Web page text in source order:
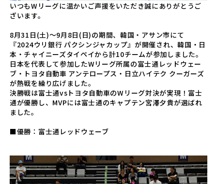
いつもWリーグに温かいご声援をいただき誠にありがとうご
ざいます。
8⽉31⽇(⼟)〜9⽉8⽇(⽇)の期間、韓国・アサン市にて
『2024ウリ銀行 パクシンジャカップ』が開催され、韓国・日
本・チャイニーズタイペイから計10チームが参加しました。
日本を代表して参加したWリーグ所属の富士通レッドウェー
ブ・トヨタ自動車 アンテロープス・日立ハイテク クーガーズ
が熱戦を繰り広げました。
決勝戦は富士通vsトヨタ自動車のWリーグ対決が実現！富士
通が優勝し、MVPには富士通のキャプテン宮澤夕貴が選ばれ
ました。
■優勝：富士通レッドウェーブ